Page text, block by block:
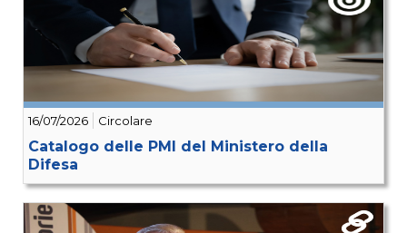
16/07/2026 Circolare
Catalogo delle PMI del Ministero della
Difesa